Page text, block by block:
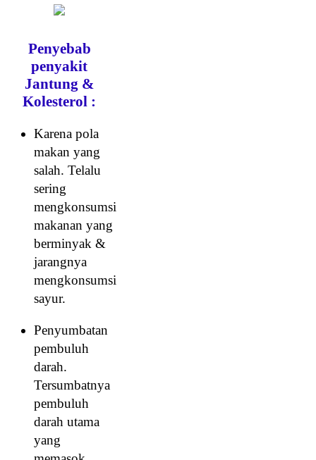
Penyebab
penyakit
Jantung &
Kolesterol :
Karena pola
makan yang
salah. Telalu
sering
mengkonsumsi
makanan yang
berminyak &
jarangnya
mengkonsumsi
sayur.
Penyumbatan
pembuluh
darah.
Tersumbatnya
pembuluh
darah utama
yang